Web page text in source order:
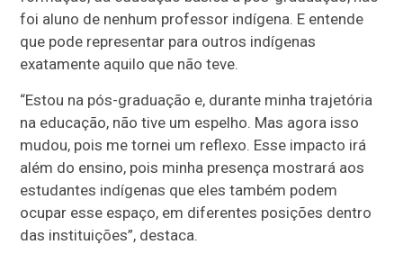
foi aluno de nenhum professor indígena. E entende
que pode representar para outros indígenas
exatamente aquilo que não teve.
“Estou na pós-graduação e, durante minha trajetória
na educação, não tive um espelho. Mas agora isso
mudou, pois me tornei um reflexo. Esse impacto irá
além do ensino, pois minha presença mostrará aos
estudantes indígenas que eles também podem
ocupar esse espaço, em diferentes posições dentro
das instituições”, destaca.